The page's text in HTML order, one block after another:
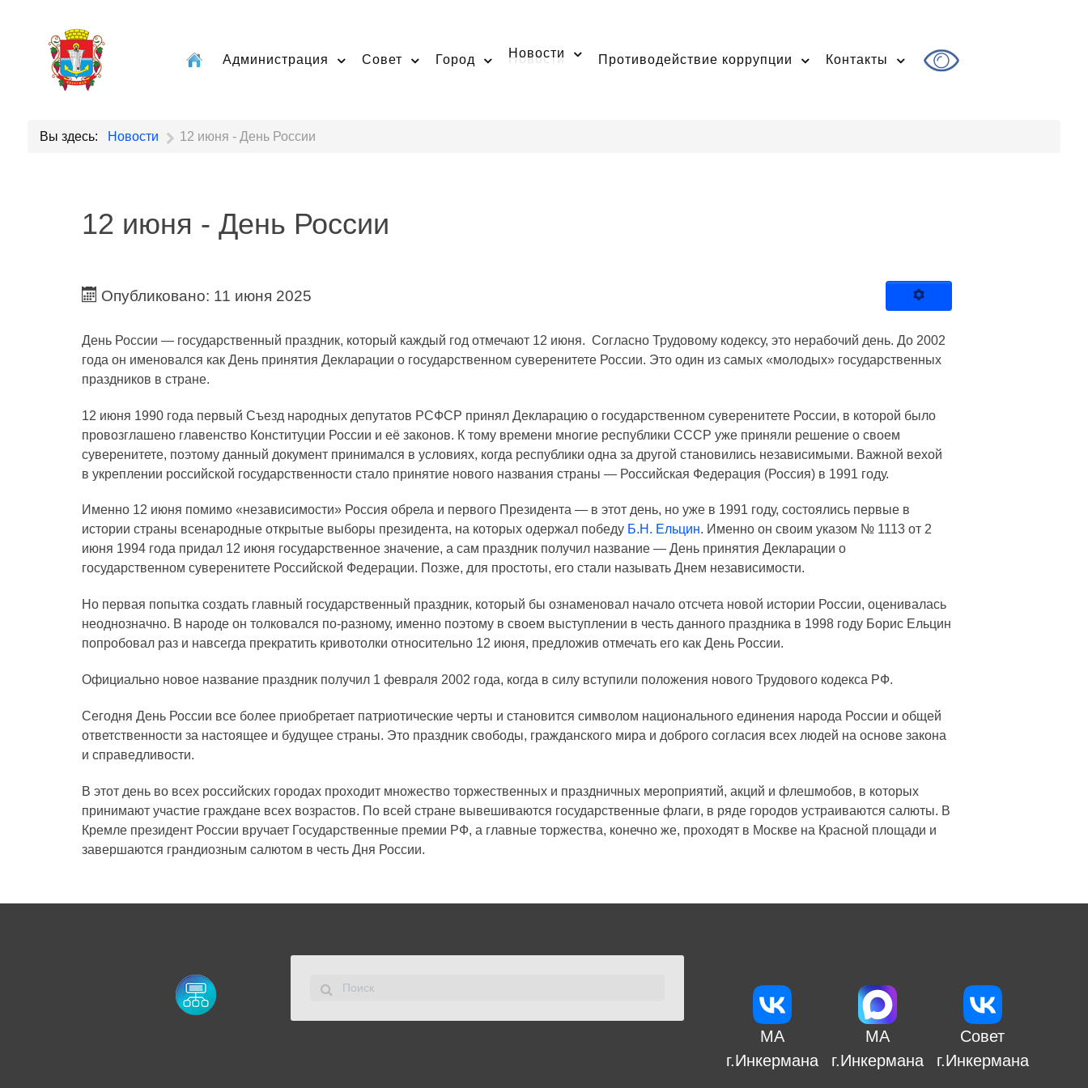
Администрация Совет Город Новости Противодействие коррупции Контакты
Вы здесь: Новости 12 июня - День России
12 июня - День России
Опубликовано: 11 июня 2025
День России — государственный праздник, который каждый год отмечают 12 июня. Согласно Трудовому кодексу, это нерабочий день. До 2002
года он именовался как День принятия Декларации о государственном суверенитете России. Это один из самых «молодых» государственных
праздников в стране.
12 июня 1990 года первый Съезд народных депутатов РСФСР принял Декларацию о государственном суверенитете России, в которой было
провозглашено главенство Конституции России и её законов. К тому времени многие республики СССР уже приняли решение о своем
суверенитете, поэтому данный документ принимался в условиях, когда республики одна за другой становились независимыми. Важной вехой
в укреплении российской государственности стало принятие нового названия страны — Российская Федерация (Россия) в 1991 году.
Именно 12 июня помимо «независимости» Россия обрела и первого Президента — в этот день, но уже в 1991 году, состоялись первые в
истории страны всенародные открытые выборы президента, на которых одержал победу Б.Н. Ельцин. Именно он своим указом № 1113 от 2
июня 1994 года придал 12 июня государственное значение, а сам праздник получил название — День принятия Декларации о
государственном суверенитете Российской Федерации. Позже, для простоты, его стали называть Днем независимости.
Но первая попытка создать главный государственный праздник, который бы ознаменовал начало отсчета новой истории России, оценивалась
неоднозначно. В народе он толковался по-разному, именно поэтому в своем выступлении в честь данного праздника в 1998 году Борис Ельцин
попробовал раз и навсегда прекратить кривотолки относительно 12 июня, предложив отмечать его как День России.
Официально новое название праздник получил 1 февраля 2002 года, когда в силу вступили положения нового Трудового кодекса РФ.
Сегодня День России все более приобретает патриотические черты и становится символом национального единения народа России и общей
ответственности за настоящее и будущее страны. Это праздник свободы, гражданского мира и доброго согласия всех людей на основе закона
и справедливости.
В этот день во всех российских городах проходит множество торжественных и праздничных мероприятий, акций и флешмобов, в которых
принимают участие граждане всех возрастов. По всей стране вывешиваются государственные флаги, в ряде городов устраиваются салюты. В
Кремле президент России вручает Государственные премии РФ, а главные торжества, конечно же, проходят в Москве на Красной площади и
завершаются грандиозным салютом в честь Дня России.
МА
г.Инкермана
МА
г.Инкермана
Совет
г.Инкермана